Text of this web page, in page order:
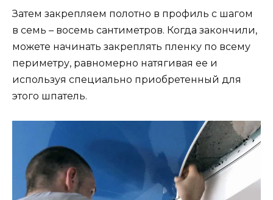
Затем закрепляем полотно в профиль с шагом
в семь – восемь сантиметров. Когда закончили,
можете начинать закреплять пленку по всему
периметру, равномерно натягивая ее и
используя специально приобретенный для
этого шпатель.